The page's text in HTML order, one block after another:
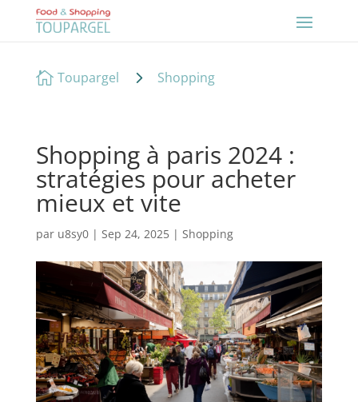
 Toupargel 5 Shopping
Shopping à paris 2024 :
stratégies pour acheter
mieux et vite
par u8sy0| Sep 24, 2025| Shopping